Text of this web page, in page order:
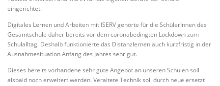
eingerichtet.
Digitales Lernen und Arbeiten mit ISERV gehörte für die SchülerInnen des
Gesamtschule daher bereits vor dem coronabedingten Lockdown zum
Schulalltag. Deshalb funktionierte das Distanzlernen auch kurzfristig in der
Ausnahmesituation Anfang des Jahres sehr gut.
Dieses bereits vorhandene sehr gute Angebot an unseren Schulen soll
alsbald noch erweitert werden. Veraltete Technik soll durch neue ersetzt